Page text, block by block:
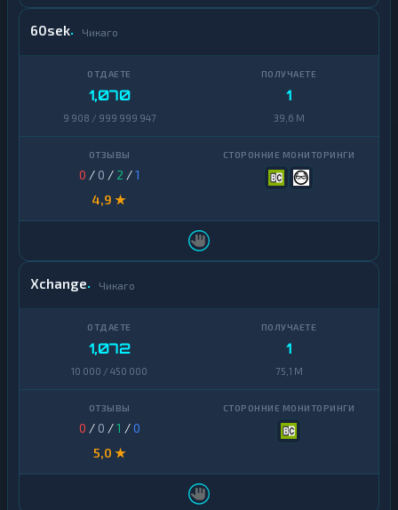
60sek Чикаго
1,070
9 908 / 999 999 947
1
39,6 M
0 / 0 / 2 /1
4,9 ★
Xchange Чикаго
1,072
10 000 / 450 000
1
75,1 M
0 / 0 /1 /0
5,0 ★